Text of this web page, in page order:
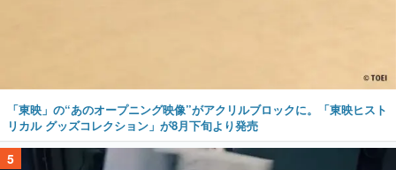
「東映」の“あのオープニング映像”がアクリルブロックに。「東映ヒスト
リカル グッズコレクション」が8月下旬より発売
5